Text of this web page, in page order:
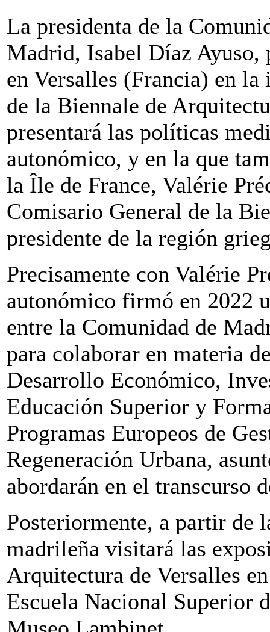
La presidenta de la
Madrid, Isabel Díaz Ayuso,
en Versalles (Francia) en la
de la Biennale de
presentará las políticas
autonómico, y en la que
la Île de France, Valérie
Comisario General de la
presidente de la región
Precisamente con Valérie
autonómico firmó en 2022
entre la Comunidad de
para colaborar en materia
Desarrollo Económico,
Educación Superior y
Programas Europeos de
Regeneración Urbana,
abordarán en el transcurso
Posteriormente, a partir de
madrileña visitará las
Arquitectura de Versalles
Escuela Nacional Superior